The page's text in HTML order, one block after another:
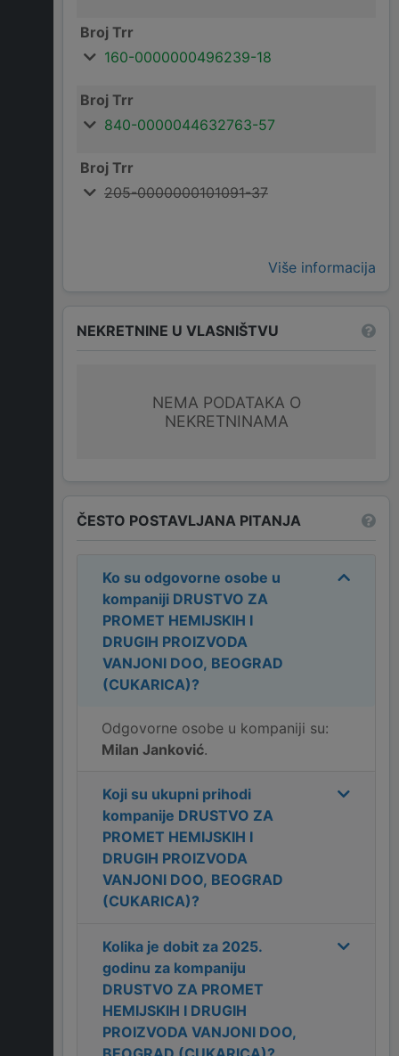
Broj Trr
160-0000000496239-18
Broj Trr
840-0000044632763-57
Broj Trr
205-0000000101091-37
Više informacija
NEKRETNINE U VLASNIŠTVU
NEMA PODATAKA O
NEKRETNINAMA
ČESTO POSTAVLJANA PITANJA
Ko su odgovorne osobe u
kompaniji DRUSTVO ZA
PROMET HEMIJSKIH I
DRUGIH PROIZVODA
VANJONI DOO, BEOGRAD
(CUKARICA)?
Odgovorne osobe u kompaniji su:
Milan Janković.
Koji su ukupni prihodi
kompanije DRUSTVO ZA
PROMET HEMIJSKIH I
DRUGIH PROIZVODA
VANJONI DOO, BEOGRAD
(CUKARICA)?
Kolika je dobit za 2025.
godinu za kompaniju
DRUSTVO ZA PROMET
HEMIJSKIH I DRUGIH
PROIZVODA VANJONI DOO,